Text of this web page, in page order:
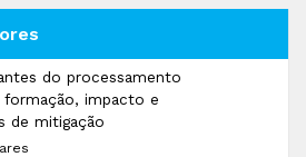
do processamento
formação, impacto e
de mitigação